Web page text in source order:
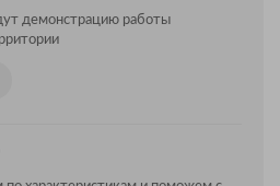
демонстрацию работы